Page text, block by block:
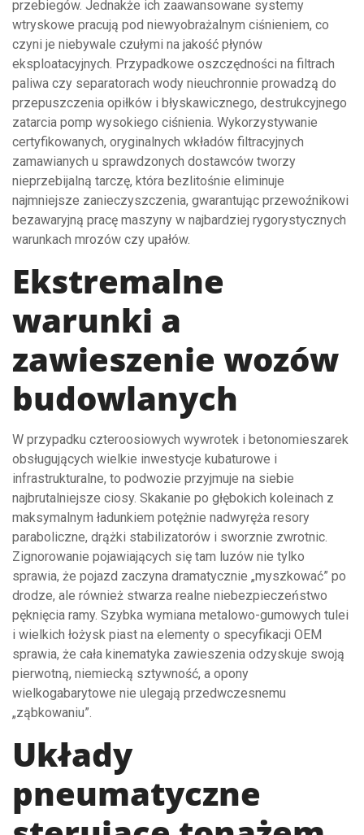
przebiegów. Jednakże ich zaawansowane systemy
wtryskowe pracują pod niewyobrażalnym ciśnieniem, co
czyni je niebywale czułymi na jakość płynów
eksploatacyjnych. Przypadkowe oszczędności na filtrach
paliwa czy separatorach wody nieuchronnie prowadzą do
przepuszczenia opiłków i błyskawicznego, destrukcyjnego
zatarcia pomp wysokiego ciśnienia. Wykorzystywanie
certyfikowanych, oryginalnych wkładów filtracyjnych
zamawianych u sprawdzonych dostawców tworzy
nieprzebijalną tarczę, która bezlitośnie eliminuje
najmniejsze zanieczyszczenia, gwarantując przewoźnikowi
bezawaryjną pracę maszyny w najbardziej rygorystycznych
warunkach mrozów czy upałów.
Ekstremalne
warunki a
zawieszenie wozów
budowlanych
W przypadku czteroosiowych wywrotek i betonomieszarek
obsługujących wielkie inwestycje kubaturowe i
infrastrukturalne, to podwozie przyjmuje na siebie
najbrutalniejsze ciosy. Skakanie po głębokich koleinach z
maksymalnym ładunkiem potężnie nadwyręża resory
paraboliczne, drążki stabilizatorów i sworznie zwrotnic.
Zignorowanie pojawiających się tam luzów nie tylko
sprawia, że pojazd zaczyna dramatycznie „myszkować” po
drodze, ale również stwarza realne niebezpieczeństwo
pęknięcia ramy. Szybka wymiana metalowo-gumowych tulei
i wielkich łożysk piast na elementy o specyfikacji OEM
sprawia, że cała kinematyka zawieszenia odzyskuje swoją
pierwotną, niemiecką sztywność, a opony
wielkogabarytowe nie ulegają przedwczesnemu
„ząbkowaniu”.
Układy
pneumatyczne